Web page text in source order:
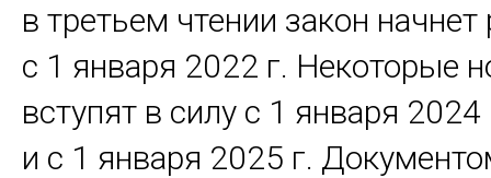
в третьем чтении закон начнет
с 1 января 2022 г. Некоторые
вступят в силу с 1 января 2024
и с 1 января 2025 г.